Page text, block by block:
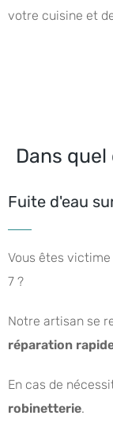
votre cuisine et
Dans
Fuite d'eau
Vous êtes victime
7 ?
Notre artisan se
réparation
En cas de
robinetterie.